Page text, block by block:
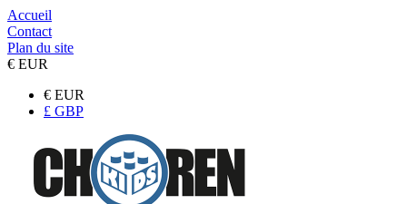
Accueil
Contact
Plan du site
€ EUR
€ EUR
£ GBP